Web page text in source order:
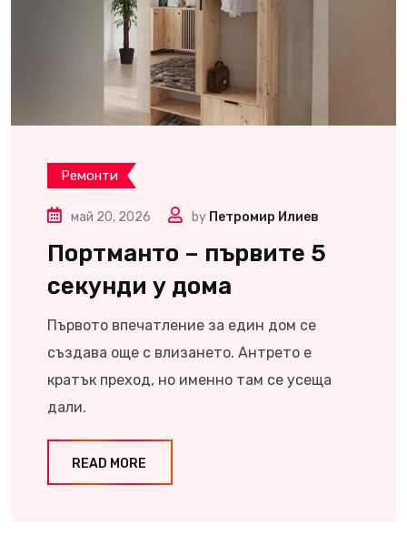
Ремонти
май 20, 2026 by Петромир Илиев
Портманто – първите 5
секунди у дома
Първото впечатление за един дом се
създава още с влизането. Антрето е
кратък преход, но именно там се усеща
дали.
READ MORE